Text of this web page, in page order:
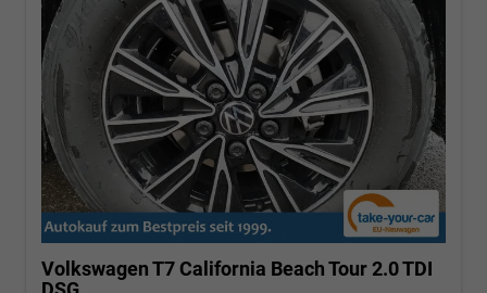
Volkswagen T7 California Beach Tour 2.0 TDI